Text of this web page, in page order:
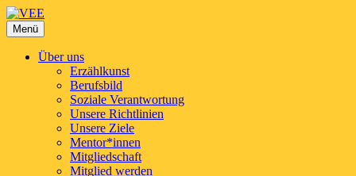
VEE
Verband der Erzählerinnen und Erzähler e.V.
Menü
Über uns
Erzählkunst
Berufsbild
Soziale Verantwortung
Unsere Richtlinien
Unsere Ziele
Mentor*innen
Mitgliedschaft
Mitglied werden